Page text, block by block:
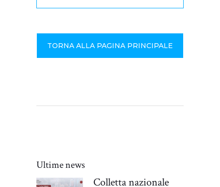
TORNA ALLA PAGINA PRINCIPALE
Ultime news
Colletta nazionale